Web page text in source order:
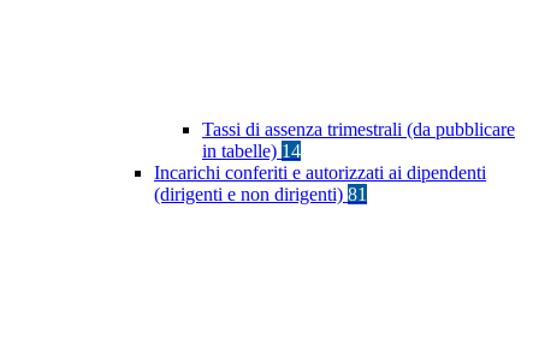
Tassi di assenza trimestrali (da pubblicare
in tabelle) 14
Incarichi conferiti e autorizzati ai dipendenti
(dirigenti e non dirigenti) 81